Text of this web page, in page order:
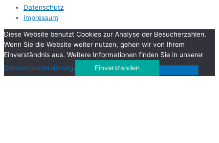
Datenschutz
Impressum
Diese Website benutzt Cookies zur Analyse der Besucherzahlen.
Wenn Sie die Website weiter nutzen, gehen wir von Ihrem
Einverständnis aus. Weitere Informationen finden Sie in unserer
Datenschutzerklärung. Einverstanden